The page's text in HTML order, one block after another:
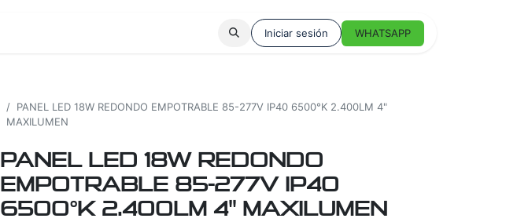
Iniciar sesión WHATSAPP
PANEL LED 18W REDONDO EMPOTRABLE 85-277V IP40 6500°K 2.400LM 4"
MAXILUMEN
PANEL LED 18W REDONDO
EMPOTRABLE 85-277V IP40
6500°K 2.400LM 4" MAXILUMEN